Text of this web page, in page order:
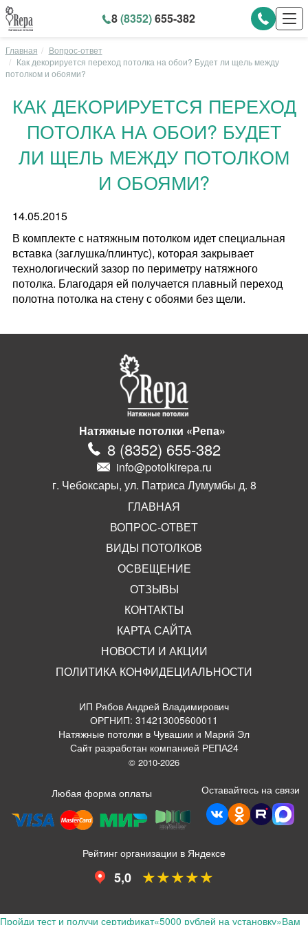
8(8352)655-382
Главная
Вопрос-ответ
Как декорируется переход потолка на обои? Будет ли щель между
потолком и обоями?
КАК ДЕКОРИРУЕТСЯ ПЕРЕХОД
ПОТОЛКА НА ОБОИ? БУДЕТ
ЛИ ЩЕЛЬ МЕЖДУ ПОТОЛКОМ
И ОБОЯМИ?
14.05.2015
В комплекте с натяжным потолком идет специальная
вставка (заглушка/плинтус), которая закрывает
технологический зазор по периметру натяжного
потолка. Благодаря ей получается плавный переход
полотна потолка на стену с обоями без щели.
Натяжные потолки «Репа»
8 (8352) 655-382
info@potolkirepa.ru
г. Чебоксары, ул. Патриса Лумумбы д. 8
ГЛАВНАЯ
ВОПРОС-ОТВЕТ
ВИДЫ ПОТОЛКОВ
ОСВЕЩЕНИЕ
ОТЗЫВЫ
КОНТАКТЫ
КАРТА САЙТА
НОВОСТИ И АКЦИИ
ПОЛИТИКА КОНФИДЕЦИАЛЬНОСТИ
ИП Рябов Андрей Владимирович
ОРГНИП: 314213005600011
Натяжные потолки в Чувашии и Марий Эл
Сайт разработан компанией РЕПА24
© 2010-2026
Любая форма оплаты Оставайтесь на связи
Рейтинг организации в Яндексе
5,0 ★★★★★
Пройди тест и получи сертификат«5000 рублей на установку»Вам